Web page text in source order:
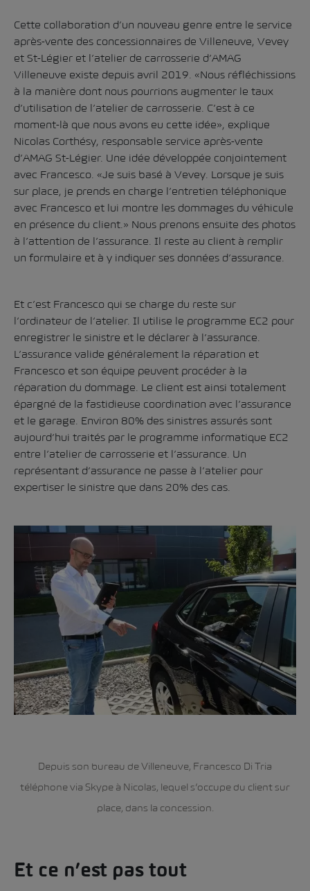
Cette collaboration d’un nouveau genre entre le service
après-vente des concessionnaires de Villeneuve, Vevey
et St-Légier et l’atelier de carrosserie d’AMAG
Villeneuve existe depuis avril 2019. «Nous réfléchissions
à la manière dont nous pourrions augmenter le taux
d’utilisation de l’atelier de carrosserie. C’est à ce
moment-là que nous avons eu cette idée», explique
Nicolas Corthésy, responsable service après-vente
d’AMAG St-Légier. Une idée développée conjointement
avec Francesco. «Je suis basé à Vevey. Lorsque je suis
sur place, je prends en charge l’entretien téléphonique
avec Francesco et lui montre les dommages du véhicule
en présence du client.» Nous prenons ensuite des photos
à l’attention de l’assurance. Il reste au client à remplir
un formulaire et à y indiquer ses données d’assurance.
Et c’est Francesco qui se charge du reste sur
l’ordinateur de l’atelier. Il utilise le programme EC2 pour
enregistrer le sinistre et le déclarer à l’assurance.
L’assurance valide généralement la réparation et
Francesco et son équipe peuvent procéder à la
réparation du dommage. Le client est ainsi totalement
épargné de la fastidieuse coordination avec l’assurance
et le garage. Environ 80% des sinistres assurés sont
aujourd’hui traités par le programme informatique EC2
entre l’atelier de carrosserie et l’assurance. Un
représentant d’assurance ne passe à l’atelier pour
expertiser le sinistre que dans 20% des cas.
Depuis son bureau de Villeneuve, Francesco Di Tria
téléphone via Skype à Nicolas, lequel s’occupe du client sur
place, dans la concession.
Et ce n’est pas tout